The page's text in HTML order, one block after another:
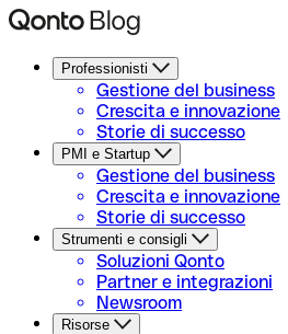
Professionisti
Gestione del business
Crescita e innovazione
Storie di successo
PMI e Startup
Gestione del business
Crescita e innovazione
Storie di successo
Strumenti e consigli
Soluzioni Qonto
Partner e integrazioni
Newsroom
Risorse